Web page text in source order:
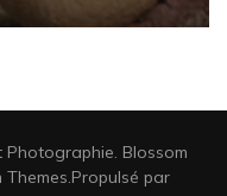
Photographie. Blossom
Themes.Propulsé par